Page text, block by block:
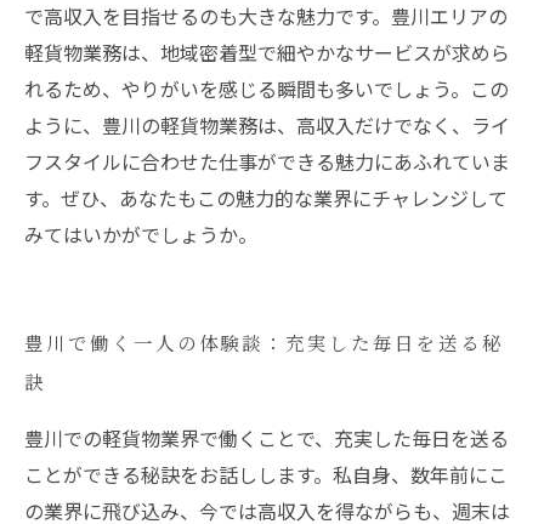
で高収入を目指せるのも大きな魅力です。豊川エリアの
軽貨物業務は、地域密着型で細やかなサービスが求めら
れるため、やりがいを感じる瞬間も多いでしょう。この
ように、豊川の軽貨物業務は、高収入だけでなく、ライ
フスタイルに合わせた仕事ができる魅力にあふれていま
す。ぜひ、あなたもこの魅力的な業界にチャレンジして
みてはいかがでしょうか。
豊川で働く一人の体験談：充実した毎日を送る秘
訣
豊川での軽貨物業界で働くことで、充実した毎日を送る
ことができる秘訣をお話しします。私自身、数年前にこ
の業界に飛び込み、今では高収入を得ながらも、週末は